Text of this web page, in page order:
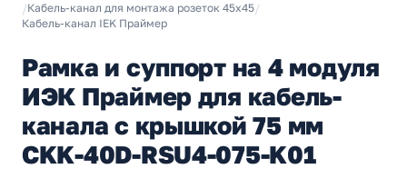
/Кабель-канал для монтажа розеток 45х45/
Кабель-канал IEK Праймер
Рамка и суппорт на 4 модуля
ИЭК Праймер для кабель-
канала с крышкой 75 мм
CKK-40D-RSU4-075-K01